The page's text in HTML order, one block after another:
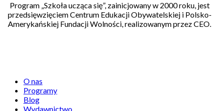
Program „Szkoła ucząca się”, zainicjowany w 2000 roku, jest
przedsięwzięciem Centrum Edukacji Obywatelskiej i Polsko-
Amerykańskiej Fundacji Wolności, realizowanym przez CEO.
O nas
Programy
Blog
Wydawnictwo